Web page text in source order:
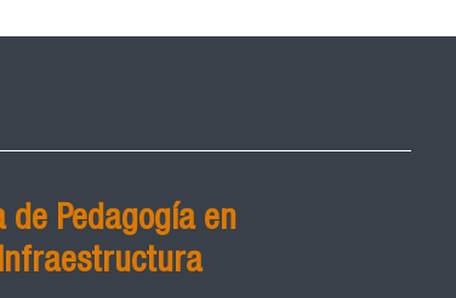
Pedagogía en